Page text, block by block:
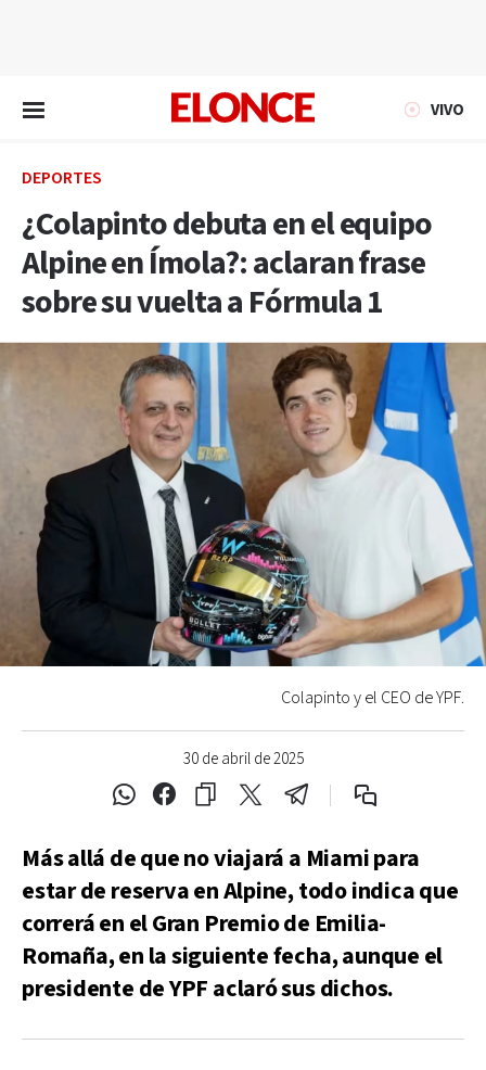
VIVO
DEPORTES
¿Colapinto debuta en el equipo
Alpine en Ímola?: aclaran frase
sobre su vuelta a Fórmula 1
30 de abril de 2025
Colapinto y el CEO de YPF.
Más allá de que no viajará a Miami para
estar de reserva en Alpine, todo indica que
correrá en el Gran Premio de Emilia-
Romaña, en la siguiente fecha, aunque el
presidente de YPF aclaró sus dichos.